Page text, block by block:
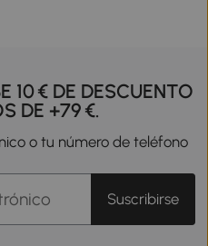
10 € DE DESCUENTO
DE +79 €.
o tu número de teléfono
Suscribirse